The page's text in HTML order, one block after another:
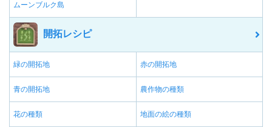
ムーンブルク島
開拓レシピ
緑の開拓地 赤の開拓地
青の開拓地 農作物の種類
花の種類 地面の絵の種類